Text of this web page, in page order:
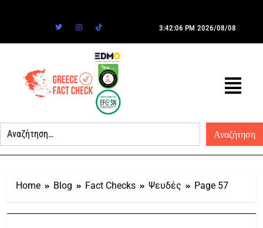
3:42:06 PM 2026/08/08
Home Blog Fact Checks Ψευδές Page 57